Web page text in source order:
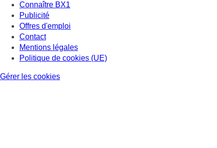
Connaître BX1
Publicité
Offres d'emploi
Contact
Mentions légales
Politique de cookies (UE)
Gérer les cookies